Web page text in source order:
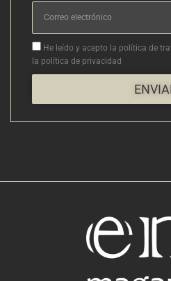
Correo
electrónico
Aceptacion
He leído y acepto la política de
la política de privacidad